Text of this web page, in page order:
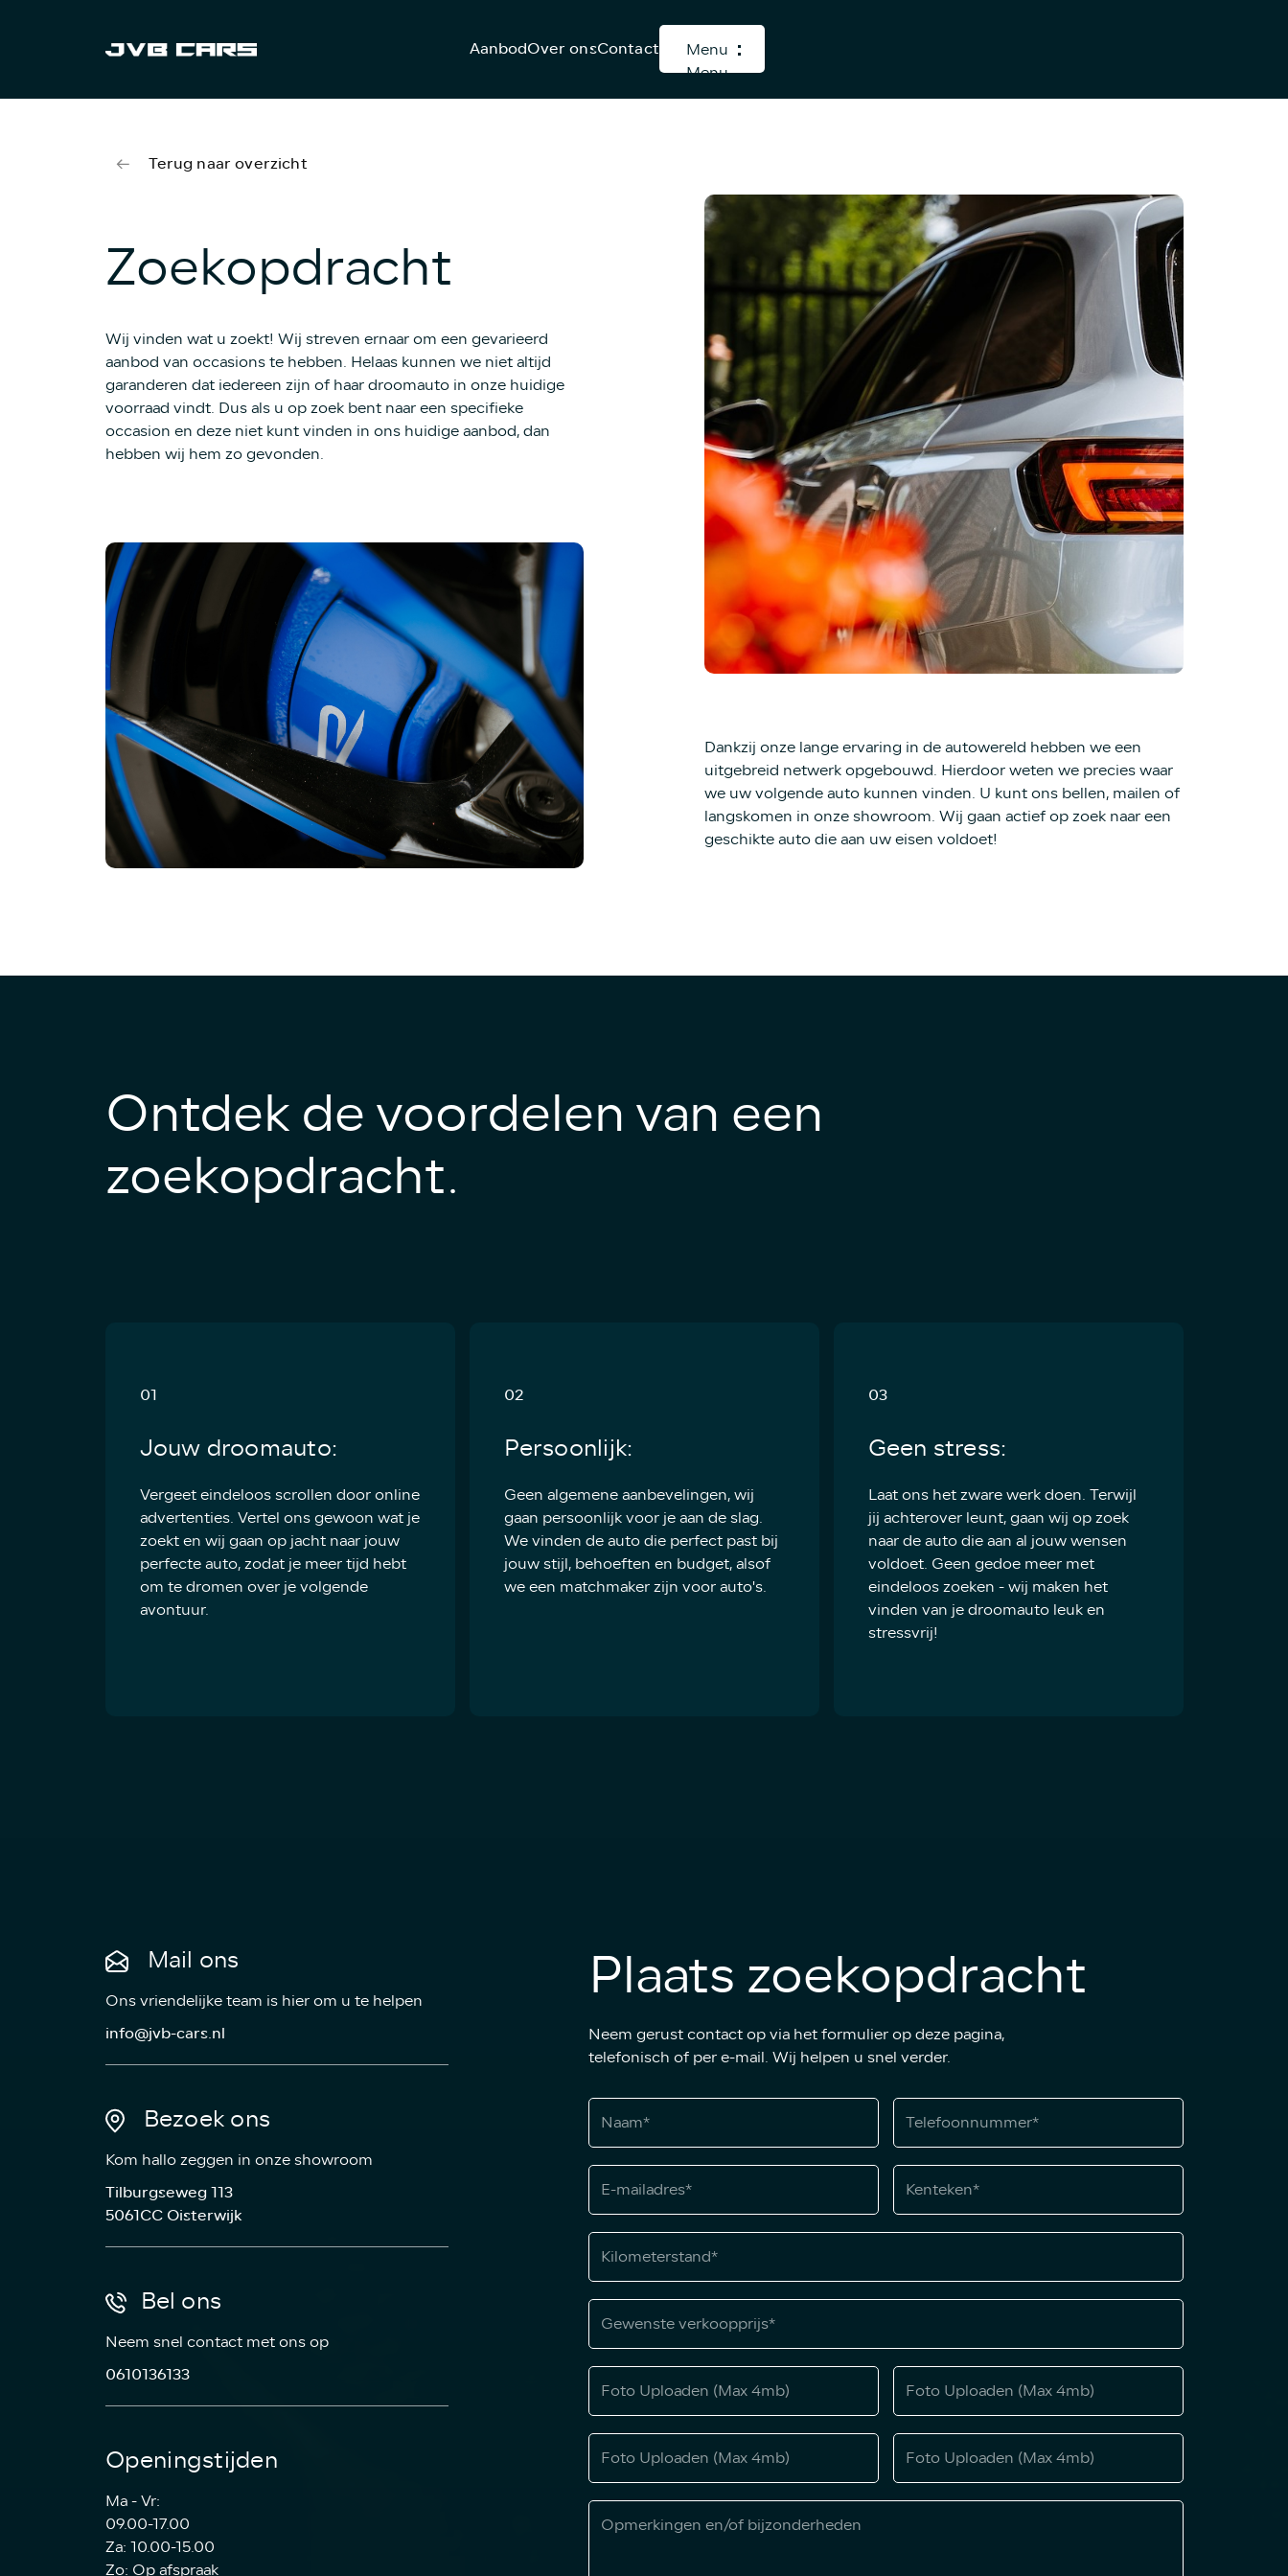
AanbodOver onsContact
Menu
Menu
Diensten
Over ons
Verkocht
Contact
Terug naar overzicht
Zoekopdracht
Wij vinden wat u zoekt! Wij streven ernaar om een gevarieerd
aanbod van occasions te hebben. Helaas kunnen we niet altijd
garanderen dat iedereen zijn of haar droomauto in onze huidige
voorraad vindt. Dus als u op zoek bent naar een specifieke
occasion en deze niet kunt vinden in ons huidige aanbod, dan
hebben wij hem zo gevonden.
Dankzij onze lange ervaring in de autowereld hebben we een
uitgebreid netwerk opgebouwd. Hierdoor weten we precies waar
we uw volgende auto kunnen vinden. U kunt ons bellen, mailen of
langskomen in onze showroom. Wij gaan actief op zoek naar een
geschikte auto die aan uw eisen voldoet!
Ontdek de voordelen van een
zoekopdracht.
01
Jouw droomauto:
Vergeet eindeloos scrollen door online
advertenties. Vertel ons gewoon wat je
zoekt en wij gaan op jacht naar jouw
perfecte auto, zodat je meer tijd hebt
om te dromen over je volgende
avontuur.
02
Persoonlijk:
Geen algemene aanbevelingen, wij
gaan persoonlijk voor je aan de slag.
We vinden de auto die perfect past bij
jouw stijl, behoeften en budget, alsof
we een matchmaker zijn voor auto's.
03
Geen stress:
Laat ons het zware werk doen. Terwijl
jij achterover leunt, gaan wij op zoek
naar de auto die aan al jouw wensen
voldoet. Geen gedoe meer met
eindeloos zoeken - wij maken het
vinden van je droomauto leuk en
stressvrij!
Mail ons
Ons vriendelijke team is hier om u te helpen
info@jvb-cars.nl
Bezoek ons
Kom hallo zeggen in onze showroom
Tilburgseweg 113
5061CC Oisterwijk
Bel ons
Neem snel contact met ons op
0610136133
Openingstijden
Ma - Vr:
09.00-17.00
Za: 10.00-15.00
Zo: Op afspraak
Plaats zoekopdracht
Neem gerust contact op via het formulier op deze pagina,
telefonisch of per e-mail. Wij helpen u snel verder.
Foto Uploaden (Max 4mb) Foto Uploaden (Max 4mb)
Foto Uploaden (Max 4mb) Foto Uploaden (Max 4mb)